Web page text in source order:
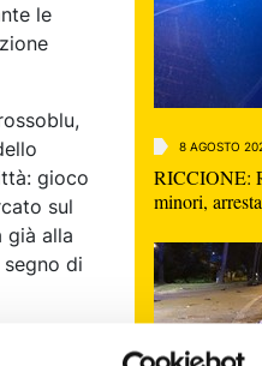
le
gioco
sul
già alla
di
8 AGOSTO
RICCIONE:
minori,